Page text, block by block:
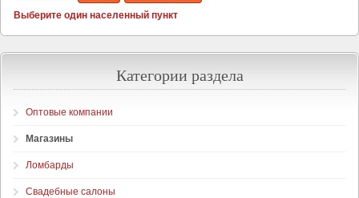
Выберите один населенный пункт
Категории раздела
Оптовые компании
Магазины
Ломбарды
Свадебные салоны